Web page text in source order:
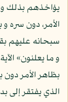
يؤاخذهم بذلك و
الأمر، دون سره
سبحانه عليهم
و ما يعلنون»
بظاهر الأمر
الذي يفتقر إلى